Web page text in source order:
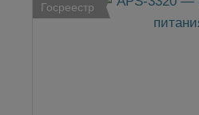
Госреестр